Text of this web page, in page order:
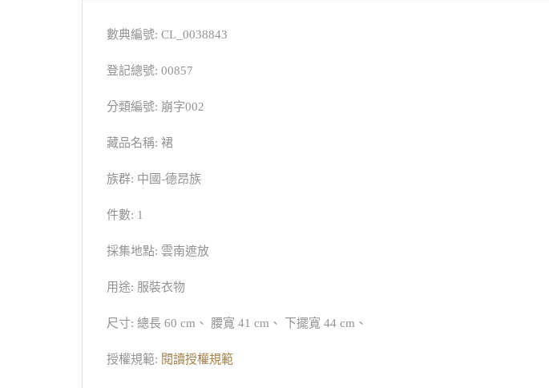
數典編號: CL_0038843
登記總號: 00857
分類編號: 崩字002
藏品名稱: 裙
族群: 中國-德昂族
件數: 1
採集地點: 雲南遮放
用途: 服裝衣物
尺寸: 總長 60 cm、 腰寬 41 cm、 下擺寬 44 cm、
授權規範: 閱讀授權規範